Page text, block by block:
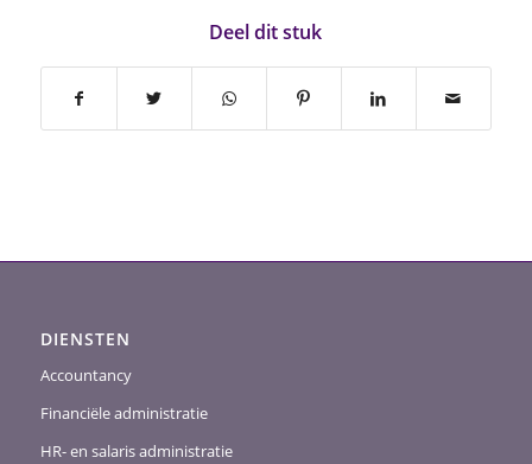
Deel dit stuk
DIENSTEN
Accountancy
Financiële administratie
HR- en salaris administratie